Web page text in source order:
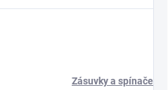
Zásuvky a spínače